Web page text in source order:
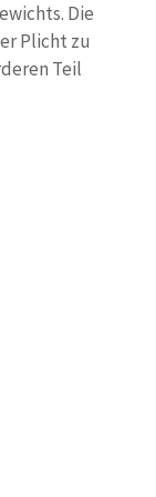
Die
Plicht zu
Teil